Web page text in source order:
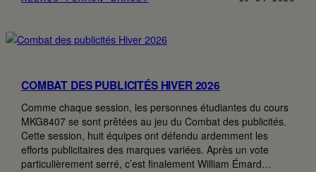
COMBAT DES PUBLICITÉS HIVER 2026
Comme chaque session, les personnes étudiantes du cours
MKG8407 se sont prêtées au jeu du Combat des publicités.
Cette session, huit équipes ont défendu ardemment les
efforts publicitaires des marques variées. Après un vote
particulièrement serré, c’est finalement William Émard…